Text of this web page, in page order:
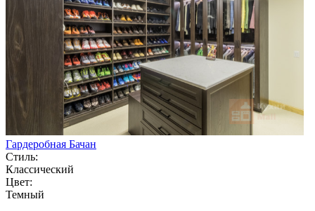
Гардеробная Бачан
Стиль:
Классический
Цвет:
Темный